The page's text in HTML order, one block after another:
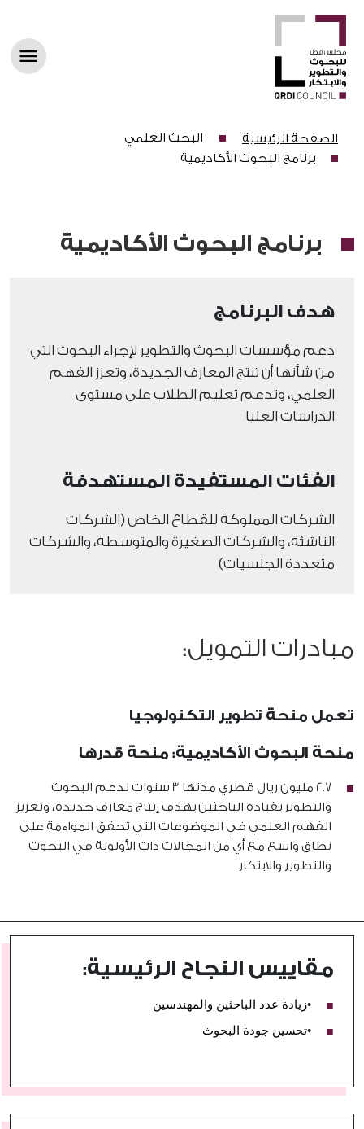
الصفحة الرئيسية
البحث العلمي
برنامج البحوث الأكاديمية
برنامج البحوث الأكاديمية
هدف البرنامج
دعم مؤسسات البحوث والتطوير لإجراء البحوث التي
من شأنها أن تنتج المعارف الجديدة، وتعزز الفهم
العلمي، وتدعم تعليم الطلاب على مستوى
الدراسات العليا
الفئات المستفيدة المستهدفة
الشركات المملوكة للقطاع الخاص (الشركات
الناشئة، والشركات الصغيرة والمتوسطة، والشركات
متعددة الجنسيات)
مبادرات التمويل:
تعمل منحة تطوير التكنولوجيا
منحة البحوث الأكاديمية: منحة قدرها
2.7 مليون ريال قطري مدتها 3 سنوات لدعم البحوث
والتطوير بقيادة الباحثين بهدف إنتاج معارف جديدة، وتعزيز
الفهم العلمي في الموضوعات التي تحقق المواءمة على
نطاق واسع مع أي من المجالات ذات الأولوية في البحوث
والتطوير والابتكار
مقاييس النجاح الرئيسية:
•زيادة عدد الباحثين والمهندسين
•تحسين جودة البحوث